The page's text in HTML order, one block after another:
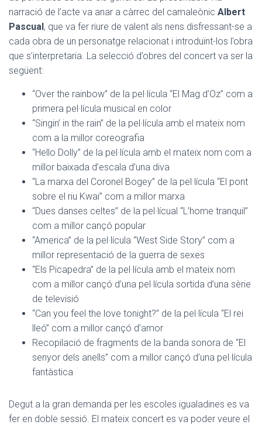
narració de l’acte va anar a càrrec del camaleònic Albert
Pascual, que va fer riure de valent als nens disfressant-se a
cada obra de un personatge relacionat i introduïnt-los l’obra
que s’interpretaria. La selecció d’obres del concert va ser la
següent:
“Over the rainbow” de la pel·lícula “El Mag d’Oz” com a
primera pel·lícula musical en color
“Singin’ in the rain” de la pel·lícula amb el mateix nom
com a la millor coreografia
“Hello Dolly” de la pel·lícula amb el mateix nom com a
millor baixada d’escala d’una diva
“La marxa del Coronel Bogey” de la pel·lícula “El pont
sobre el riu Kwai” com a millor marxa
“Dues danses celtes” de la pel·lícual “L’home tranquil”
com a millor cançó popular
“America” de la pel·lícula “West Side Story” com a
millor representació de la guerra de sexes
“Els Picapedra” de la pel·lícula amb el mateix nom
com a millor cançó d’una pel·lícula sortida d’una sèrie
de televisió
“Can you feel the love tonight?” de la pel·lícula “El rei
lleó” com a millor cançó d’amor
Recopilació de fragments de la banda sonora de “El
senyor dels anells” com a millor cançó d’una pel·lícula
fantàstica
Degut a la gran demanda per les escoles igualadines es va
fer en doble sessió. El mateix concert es va poder veure el